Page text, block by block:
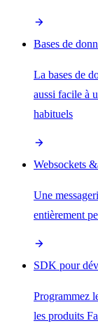
Bases de
La bases de
aussi facile à
habituels
Websockets
Une
entièrement
SDK pour
Programmez
les produits